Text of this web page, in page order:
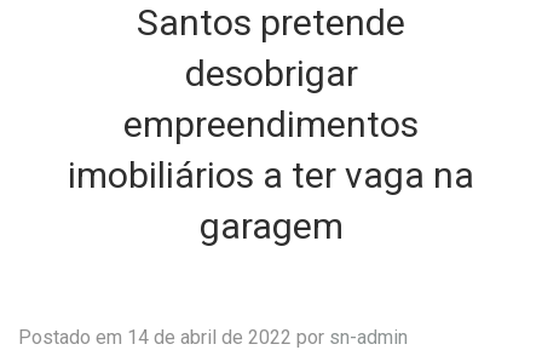
Santos pretende
desobrigar
empreendimentos
imobiliários a ter vaga na
garagem
Postado em 14 de abril de 2022 por sn-admin